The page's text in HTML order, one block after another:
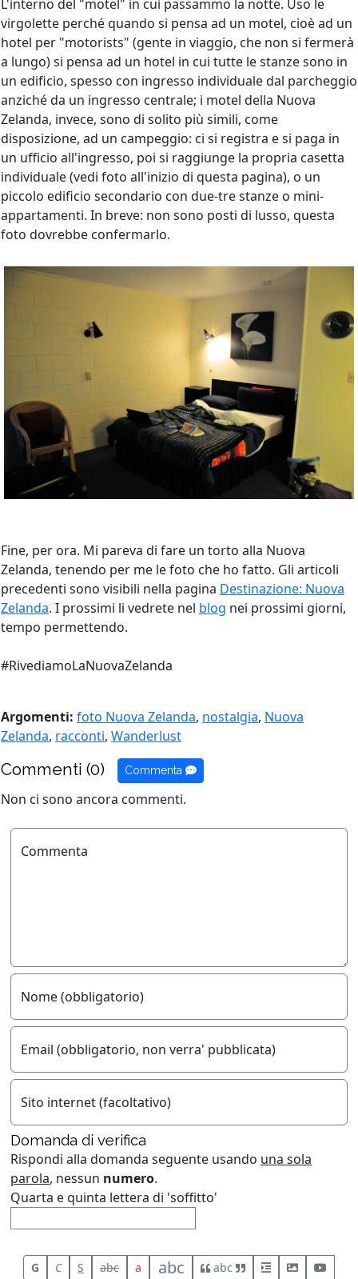
L'interno del "motel" in cui passammo la notte. Uso le
virgolette perché quando si pensa ad un motel, cioè ad un
hotel per "motorists" (gente in viaggio, che non si fermerà
a lungo) si pensa ad un hotel in cui tutte le stanze sono in
un edificio, spesso con ingresso individuale dal parcheggio
anziché da un ingresso centrale; i motel della Nuova
Zelanda, invece, sono di solito più simili, come
disposizione, ad un campeggio: ci si registra e si paga in
un ufficio all'ingresso, poi si raggiunge la propria casetta
individuale (vedi foto all'inizio di questa pagina), o un
piccolo edificio secondario con due-tre stanze o mini-
appartamenti. In breve: non sono posti di lusso, questa
foto dovrebbe confermarlo.
Fine, per ora. Mi pareva di fare un torto alla Nuova
Zelanda, tenendo per me le foto che ho fatto. Gli articoli
precedenti sono visibili nella pagina Destinazione: Nuova
Zelanda. I prossimi li vedrete nel blog nei prossimi giorni,
tempo permettendo.
#RivediamoLaNuovaZelanda
Argomenti: foto Nuova Zelanda, nostalgia, Nuova
Zelanda, racconti, Wanderlust
Commenti (0) Commenta
Non ci sono ancora commenti.
Commenta
Nome (obbligatorio)
Email (obbligatorio, non verra' pubblicata)
Sito internet (facoltativo)
Domanda di verifica
Rispondi alla domanda seguente usando una sola
parola, nessun numero.
Quarta e quinta lettera di 'soffitto'
G C S abc a abc
abc